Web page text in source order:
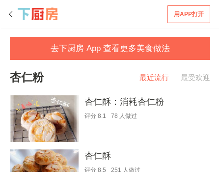
用APP打开
去下厨房 App 查看更多美食做法
杏仁粉 最近流行 最受欢迎
杏仁酥：消耗杏仁粉
评分 8.1 78 人做过
杏仁酥
评分 8.5 251 人做过